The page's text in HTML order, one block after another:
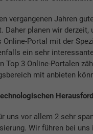
vergangenen Jahren
Daher planen wir
Portal mit der
ein sehr
Top 3 Online-Portalen
mit anbieten
uns vor allem 2 sehr
Wir führen bei uns